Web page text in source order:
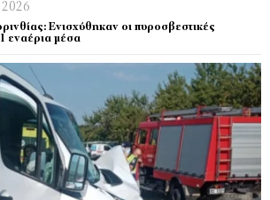
Ενισχύθηκαν οι πυροσβεστικές
εναέρια μέσα